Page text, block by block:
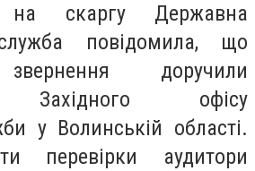
на скаргу Державна
повідомила, що
доручили
Західного офісу
у Волинській області.
перевірки аудитори